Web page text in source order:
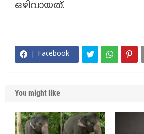
ഒഴിവായത്.
Facebook
You might like